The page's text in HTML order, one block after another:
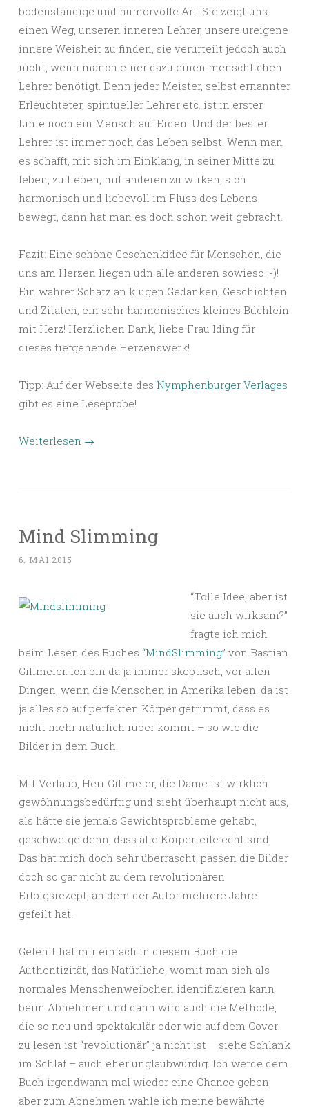
bodenständige und humorvolle Art. Sie zeigt uns
einen Weg, unseren inneren Lehrer, unsere ureigene
innere Weisheit zu finden, sie verurteilt jedoch auch
nicht, wenn manch einer dazu einen menschlichen
Lehrer benötigt. Denn jeder Meister, selbst ernannter
Erleuchteter, spiritueller Lehrer etc. ist in erster
Linie noch ein Mensch auf Erden. Und der bester
Lehrer ist immer noch das Leben selbst. Wenn man
es schafft, mit sich im Einklang, in seiner Mitte zu
leben, zu lieben, mit anderen zu wirken, sich
harmonisch und liebevoll im Fluss des Lebens
bewegt, dann hat man es doch schon weit gebracht.
Fazit: Eine schöne Geschenkidee für Menschen, die
uns am Herzen liegen udn alle anderen sowieso ;-)!
Ein wahrer Schatz an klugen Gedanken, Geschichten
und Zitaten, ein sehr harmonisches kleines Büchlein
mit Herz! Herzlichen Dank, liebe Frau Iding für
dieses tiefgehende Herzenswerk!
Tipp: Auf der Webseite des Nymphenburger Verlages
gibt es eine Leseprobe!
Weiterlesen →
Mind Slimming
6. MAI 2015
“Tolle Idee, aber ist
sie auch wirksam?”
fragte ich mich
beim Lesen des Buches “MindSlimming” von Bastian
Gillmeier. Ich bin da ja immer skeptisch, vor allen
Dingen, wenn die Menschen in Amerika leben, da ist
ja alles so auf perfekten Körper getrimmt, dass es
nicht mehr natürlich rüber kommt – so wie die
Bilder in dem Buch.
Mit Verlaub, Herr Gillmeier, die Dame ist wirklich
gewöhnungsbedürftig und sieht überhaupt nicht aus,
als hätte sie jemals Gewichtsprobleme gehabt,
geschweige denn, dass alle Körperteile echt sind.
Das hat mich doch sehr überrascht, passen die Bilder
doch so gar nicht zu dem revolutionären
Erfolgsrezept, an dem der Autor mehrere Jahre
gefeilt hat.
Gefehlt hat mir einfach in diesem Buch die
Authentizität, das Natürliche, womit man sich als
normales Menschenweibchen identifizieren kann
beim Abnehmen und dann wird auch die Methode,
die so neu und spektakulär oder wie auf dem Cover
zu lesen ist “revolutionär” ja nicht ist – siehe Schlank
im Schlaf – auch eher unglaubwürdig. Ich werde dem
Buch irgendwann mal wieder eine Chance geben,
aber zum Abnehmen wähle ich meine bewährte